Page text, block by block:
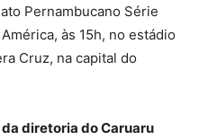
Pernambucano Série
às 15h, no estádio
Cruz, na capital do
diretoria do Caruaru